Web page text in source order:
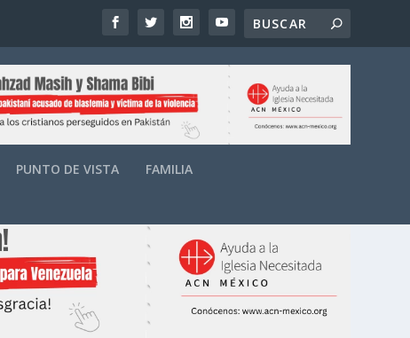
PUNTO DE VISTA FAMILIA